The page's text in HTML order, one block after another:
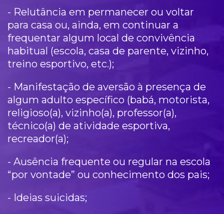
- Relutância em permanecer ou voltar
para casa ou, ainda, em continuar a
frequentar algum local de convivência
habitual (escola, casa de parente, vizinho,
treino esportivo, etc.);
- Manifestação de aversão à presença de
algum adulto específico (babá, motorista,
religioso(a), vizinho(a), professor(a),
técnico(a) de atividade esportiva,
recreador(a);
- Ausência frequente ou regular na escola
“por vontade” ou conhecimento dos pais;
- Ideias suicidas;